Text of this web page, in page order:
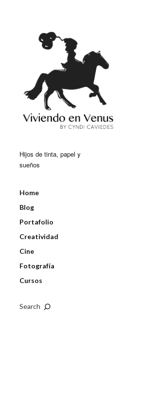
Hijos de tinta, papel y
sueños
Home
Blog
Portafolio
Creatividad
Cine
Fotografía
Cursos
Search